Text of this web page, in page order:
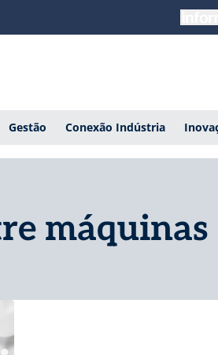
Gestão Conexão Indústria
máquinas